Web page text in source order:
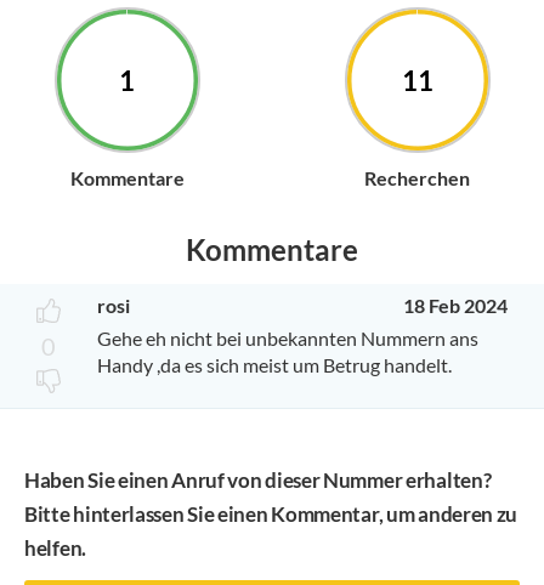
1
Kommentare
11
Recherchen
Kommentare
0
rosi
18 Feb 2024
Gehe eh nicht bei unbekannten Nummern ans
Handy ,da es sich meist um Betrug handelt.
Haben Sie einen Anruf von dieser Nummer erhalten?
Bitte hinterlassen Sie einen Kommentar, um anderen zu
helfen.